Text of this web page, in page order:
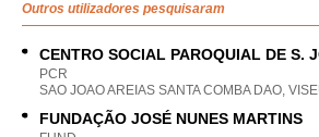
Outros utilizadores pesquisaram
CENTRO SOCIAL PAROQUIAL DE S.
PCR
SAO JOAO AREIAS SANTA COMBA DAO,
FUNDAÇÃO JOSÉ NUNES MARTINS